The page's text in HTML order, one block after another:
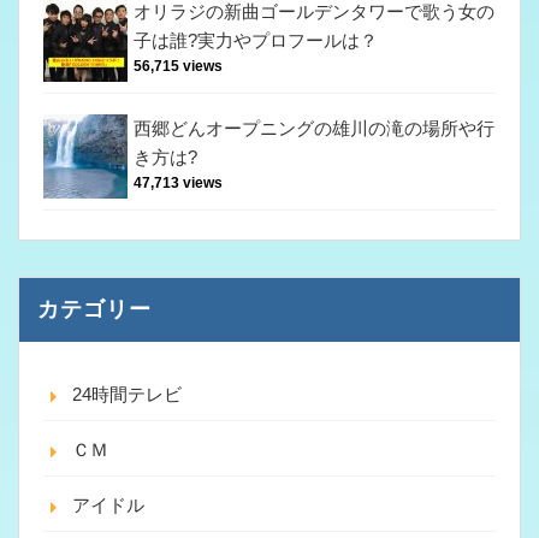
オリラジの新曲ゴールデンタワーで歌う女の
子は誰?実力やプロフールは？
56,715 views
西郷どんオープニングの雄川の滝の場所や行
き方は?
47,713 views
カテゴリー
24時間テレビ
ＣＭ
アイドル